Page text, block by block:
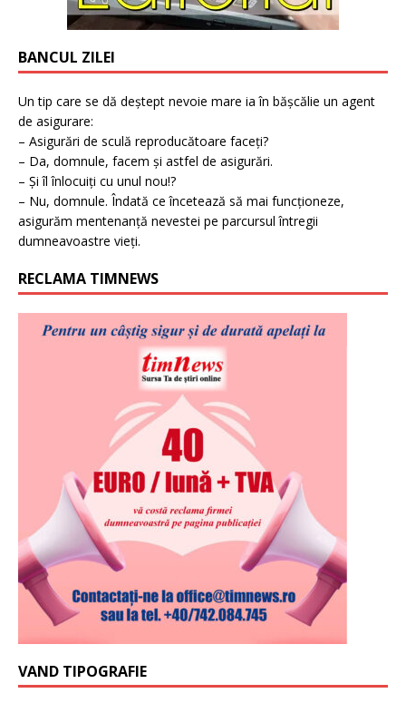
BANCUL ZILEI
Un tip care se dă deștept nevoie mare ia în bășcălie un agent
de asigurare:
– Asigurări de sculă reproducătoare faceți?
– Da, domnule, facem și astfel de asigurări.
– Și îl înlocuiți cu unul nou!?
– Nu, domnule. Îndată ce încetează să mai funcționeze,
asigurăm mentenanță nevestei pe parcursul întregii
dumneavoastre vieți.
RECLAMA TIMNEWS
VAND TIPOGRAFIE